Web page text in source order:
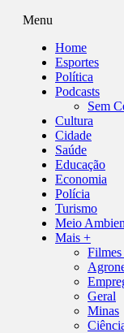
Menu
Home
Esportes
Política
Podcasts
Sem
Cultura
Cidade
Saúde
Educação
Economia
Polícia
Turismo
Meio
Mais +
Filmes
Geral
Minas